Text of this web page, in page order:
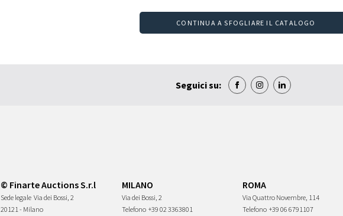
CONTINUA A SFOGLIARE IL CATALOGO
Seguici su:
© Finarte Auctions S.r.l
Sede legale Via dei Bossi, 2
20121 - Milano
MILANO
Via dei Bossi, 2
Telefono +39 02 3363801
ROMA
Via Quattro Novembre, 114
Telefono +39 06 6791107